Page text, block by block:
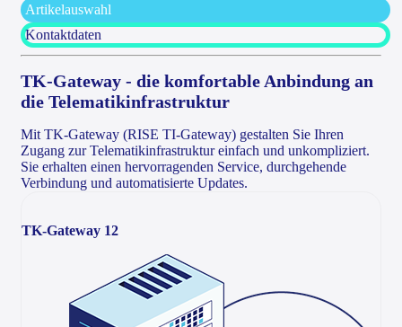
Artikelauswahl
Kontaktdaten
TK-Gateway - die komfortable Anbindung an
die Telematikinfrastruktur
Mit TK-Gateway (RISE TI-Gateway) gestalten Sie Ihren
Zugang zur Telematikinfrastruktur einfach und unkompliziert.
Sie erhalten einen hervorragenden Service, durchgehende
Verbindung und automatisierte Updates.
TK-Gateway 12